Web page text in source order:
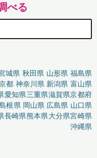
べる
城県 秋田県 山形県 福島県
都 神奈川県 新潟県 富山県
愛知県三重県滋賀県京都府
根県 岡山県 広島県 山口県
長崎県熊本県大分県宮崎県
沖縄県